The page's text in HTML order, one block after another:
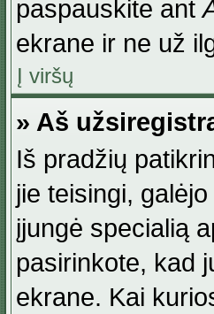
paspauskite ant
ekrane ir ne už
Į viršų
» Aš
Iš pradžių
jie teisingi,
įjungė specialią
pasirinkote, kad
ekrane. Kai